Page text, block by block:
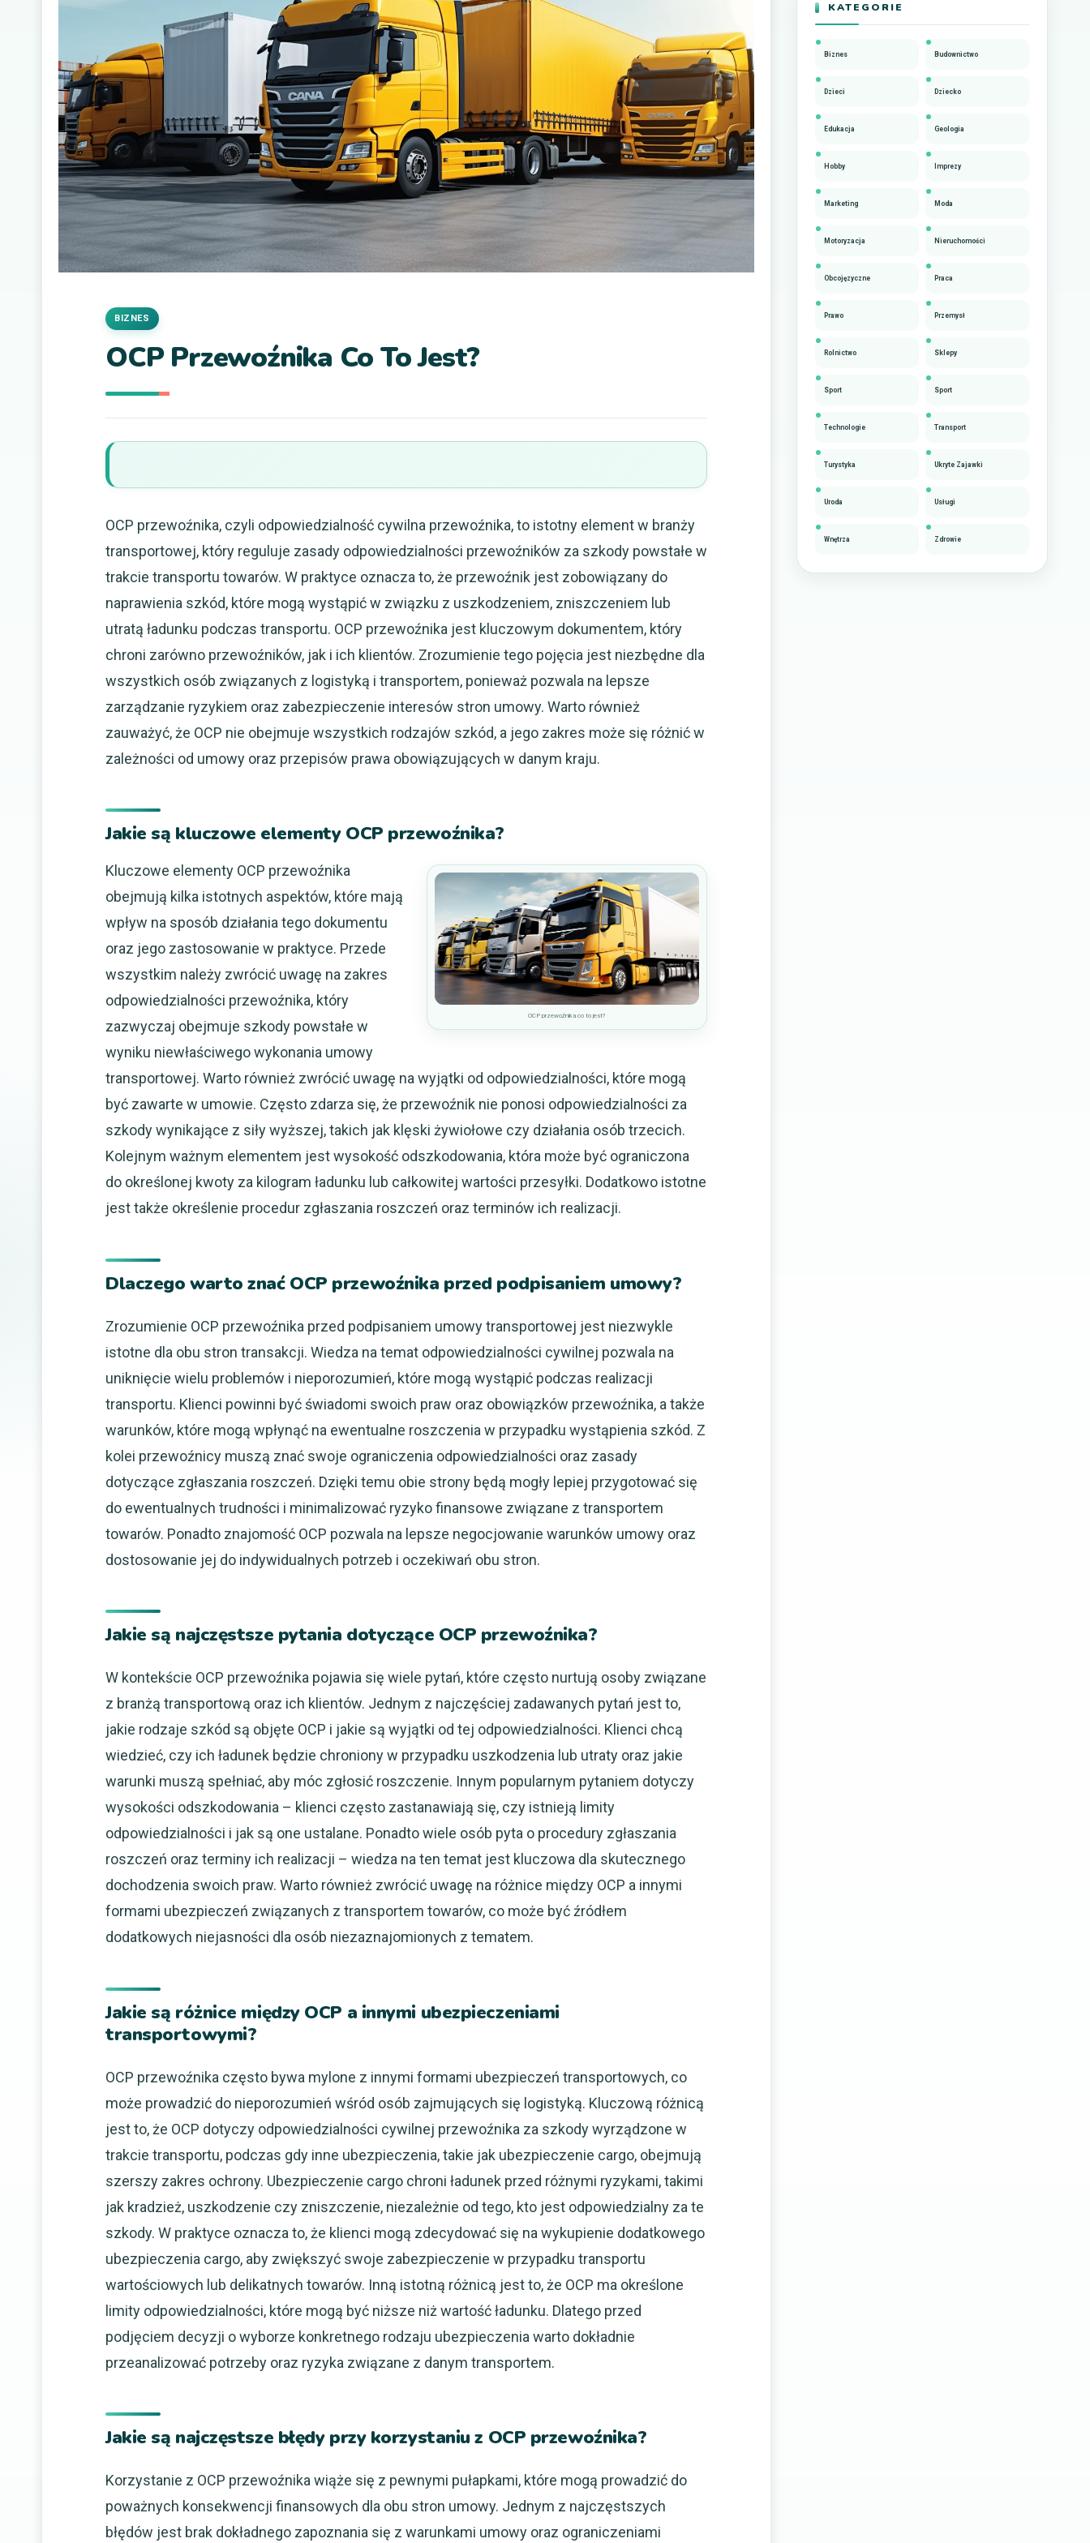
OCP Przewoźnika Co To Jest?
BIZNES
OCP przewoźnika, czyli odpowiedzialność cywilna przewoźnika, to istotny element w branży
transportowej, który reguluje zasady odpowiedzialności przewoźników za szkody powstałe w
trakcie transportu towarów. W praktyce oznacza to, że przewoźnik jest zobowiązany do
naprawienia szkód, które mogą wystąpić w związku z uszkodzeniem, zniszczeniem lub
utratą ładunku podczas transportu. OCP przewoźnika jest kluczowym dokumentem, który
chroni zarówno przewoźników, jak i ich klientów. Zrozumienie tego pojęcia jest niezbędne dla
wszystkich osób związanych z logistyką i transportem, ponieważ pozwala na lepsze
zarządzanie ryzykiem oraz zabezpieczenie interesów stron umowy. Warto również
zauważyć, że OCP nie obejmuje wszystkich rodzajów szkód, a jego zakres może się różnić w
zależności od umowy oraz przepisów prawa obowiązujących w danym kraju.
Jakie są kluczowe elementy OCP przewoźnika?
OCP przewoźnika co to jest?
Kluczowe elementy OCP przewoźnika
obejmują kilka istotnych aspektów, które mają
wpływ na sposób działania tego dokumentu
oraz jego zastosowanie w praktyce. Przede
wszystkim należy zwrócić uwagę na zakres
odpowiedzialności przewoźnika, który
zazwyczaj obejmuje szkody powstałe w
wyniku niewłaściwego wykonania umowy
transportowej. Warto również zwrócić uwagę na wyjątki od odpowiedzialności, które mogą
być zawarte w umowie. Często zdarza się, że przewoźnik nie ponosi odpowiedzialności za
szkody wynikające z siły wyższej, takich jak klęski żywiołowe czy działania osób trzecich.
Kolejnym ważnym elementem jest wysokość odszkodowania, która może być ograniczona
do określonej kwoty za kilogram ładunku lub całkowitej wartości przesyłki. Dodatkowo istotne
jest także określenie procedur zgłaszania roszczeń oraz terminów ich realizacji.
Dlaczego warto znać OCP przewoźnika przed podpisaniem umowy?
Zrozumienie OCP przewoźnika przed podpisaniem umowy transportowej jest niezwykle
istotne dla obu stron transakcji. Wiedza na temat odpowiedzialności cywilnej pozwala na
uniknięcie wielu problemów i nieporozumień, które mogą wystąpić podczas realizacji
transportu. Klienci powinni być świadomi swoich praw oraz obowiązków przewoźnika, a także
warunków, które mogą wpłynąć na ewentualne roszczenia w przypadku wystąpienia szkód. Z
kolei przewoźnicy muszą znać swoje ograniczenia odpowiedzialności oraz zasady
dotyczące zgłaszania roszczeń. Dzięki temu obie strony będą mogły lepiej przygotować się
do ewentualnych trudności i minimalizować ryzyko finansowe związane z transportem
towarów. Ponadto znajomość OCP pozwala na lepsze negocjowanie warunków umowy oraz
dostosowanie jej do indywidualnych potrzeb i oczekiwań obu stron.
Jakie są najczęstsze pytania dotyczące OCP przewoźnika?
W kontekście OCP przewoźnika pojawia się wiele pytań, które często nurtują osoby związane
z branżą transportową oraz ich klientów. Jednym z najczęściej zadawanych pytań jest to,
jakie rodzaje szkód są objęte OCP i jakie są wyjątki od tej odpowiedzialności. Klienci chcą
wiedzieć, czy ich ładunek będzie chroniony w przypadku uszkodzenia lub utraty oraz jakie
warunki muszą spełniać, aby móc zgłosić roszczenie. Innym popularnym pytaniem dotyczy
wysokości odszkodowania – klienci często zastanawiają się, czy istnieją limity
odpowiedzialności i jak są one ustalane. Ponadto wiele osób pyta o procedury zgłaszania
roszczeń oraz terminy ich realizacji – wiedza na ten temat jest kluczowa dla skutecznego
dochodzenia swoich praw. Warto również zwrócić uwagę na różnice między OCP a innymi
formami ubezpieczeń związanych z transportem towarów, co może być źródłem
dodatkowych niejasności dla osób niezaznajomionych z tematem.
Jakie są różnice między OCP a innymi ubezpieczeniami
transportowymi?
OCP przewoźnika często bywa mylone z innymi formami ubezpieczeń transportowych, co
może prowadzić do nieporozumień wśród osób zajmujących się logistyką. Kluczową różnicą
jest to, że OCP dotyczy odpowiedzialności cywilnej przewoźnika za szkody wyrządzone w
trakcie transportu, podczas gdy inne ubezpieczenia, takie jak ubezpieczenie cargo, obejmują
szerszy zakres ochrony. Ubezpieczenie cargo chroni ładunek przed różnymi ryzykami, takimi
jak kradzież, uszkodzenie czy zniszczenie, niezależnie od tego, kto jest odpowiedzialny za te
szkody. W praktyce oznacza to, że klienci mogą zdecydować się na wykupienie dodatkowego
ubezpieczenia cargo, aby zwiększyć swoje zabezpieczenie w przypadku transportu
wartościowych lub delikatnych towarów. Inną istotną różnicą jest to, że OCP ma określone
limity odpowiedzialności, które mogą być niższe niż wartość ładunku. Dlatego przed
podjęciem decyzji o wyborze konkretnego rodzaju ubezpieczenia warto dokładnie
przeanalizować potrzeby oraz ryzyka związane z danym transportem.
Jakie są najczęstsze błędy przy korzystaniu z OCP przewoźnika?
Korzystanie z OCP przewoźnika wiąże się z pewnymi pułapkami, które mogą prowadzić do
poważnych konsekwencji finansowych dla obu stron umowy. Jednym z najczęstszych
błędów jest brak dokładnego zapoznania się z warunkami umowy oraz ograniczeniami
KATEGORIE
Biznes Budownictwo
Dzieci Dziecko
Edukacja Geologia
Hobby Imprezy
Marketing Moda
Motoryzacja Nieruchomości
Obcojęzyczne Praca
Prawo Przemysł
Rolnictwo Sklepy
Sport Sport
Technologie Transport
Turystyka Ukryte Zajawki
Uroda Usługi
Wnętrza Zdrowie